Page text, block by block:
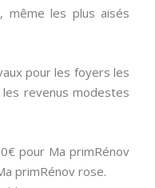
même les plus aisés
pour les foyers les
revenus modestes
pour Ma primRénov
primRénov rose.